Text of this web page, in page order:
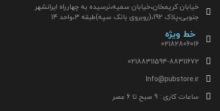
خیابان کریمخان،خیابان سمیه،نرسیده به چهارراه ایرانشهر
جنوبی،پلاک 192،(روبروی بانک سپه)طبقه 3،واحد 14
خط ویژه
02182806016
02188311594-88311672
Info@pubstore.ir
ساعات کاری : 9 صبح تا 6 عصر